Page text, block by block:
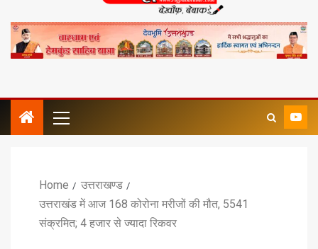
Home
उत्तराखण्ड
उत्तराखंड में आज 168 कोरोना मरीजों की मौत, 5541
संक्रमित; 4 हजार से ज्यादा रिकवर